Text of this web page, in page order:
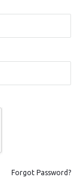
Forgot Password?